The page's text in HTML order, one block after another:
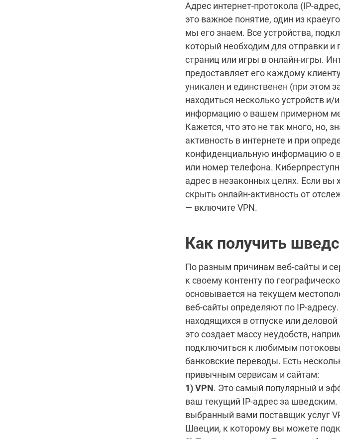
Адрес интернет-протокола (IP-
это важное понятие, один из
мы его знаем. Все устройства,
который необходим для отправки и
страниц или игры в онлайн-игры.
предоставляет его каждому
уникален и единственен (при этом
находиться несколько устройств
информацию о вашем примерном
Кажется, что это не так много, но,
активность в интернете и при
конфиденциальную информацию о
или номер телефона.
адрес в незаконных целях. Если вы
скрыть онлайн-активность от
— включите VPN.
Как получить
По разным причинам веб-сайты и
к своему контенту по
основывается на текущем
веб-сайты определяют по IP-
находящихся в отпуске или
это создает массу неудобств,
подключиться к любимым
банковские переводы. Есть
привычным сервисам и cайтам:
1) VPN. Это самый популярный и
ваш текущий IP-адрес за шведским.
выбранный вами поставщик услуг
Швеции, к которому вы можете